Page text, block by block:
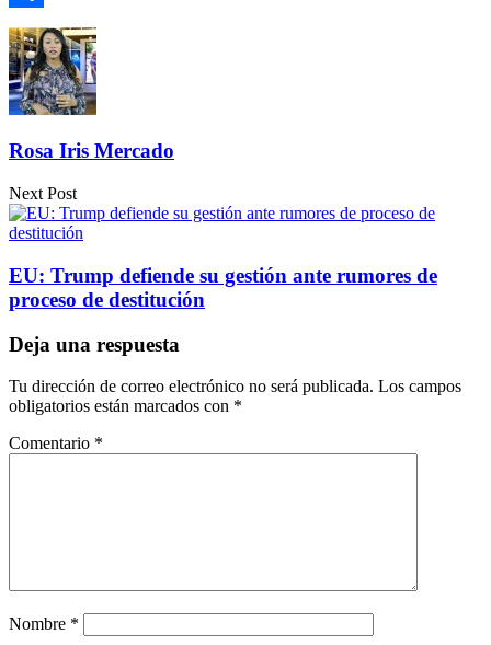
Compartir
Rosa Iris Mercado
Next Post
EU: Trump defiende su gestión ante rumores de
proceso de destitución
Deja una respuesta
Tu dirección de correo electrónico no será publicada. Los campos
obligatorios están marcados con *
Comentario *
Nombre *